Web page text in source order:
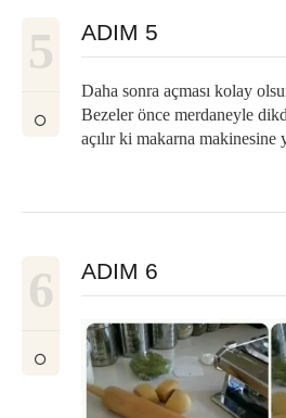
5 ADIM 5
Daha sonra açması kolay
Bezeler önce merdaneyle
açılır ki makarna makinesine
6 ADIM 6